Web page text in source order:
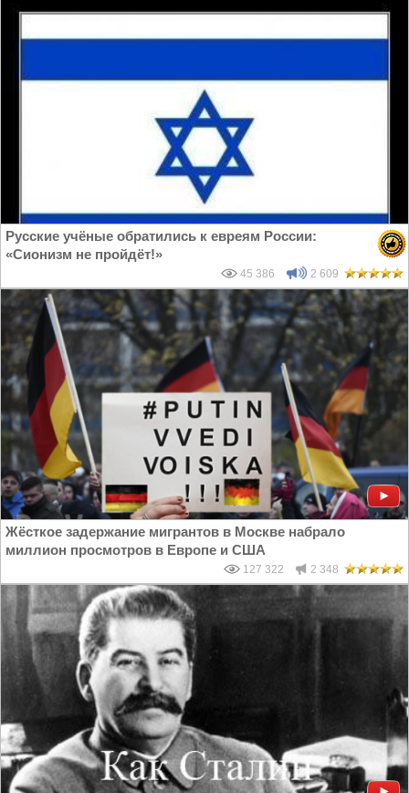
Русские учёные обратились к евреям России:
«Сионизм не пройдёт!»
45 386 2 609
Жёсткое задержание мигрантов в Москве набрало
миллион просмотров в Европе и США
127 322 2 348